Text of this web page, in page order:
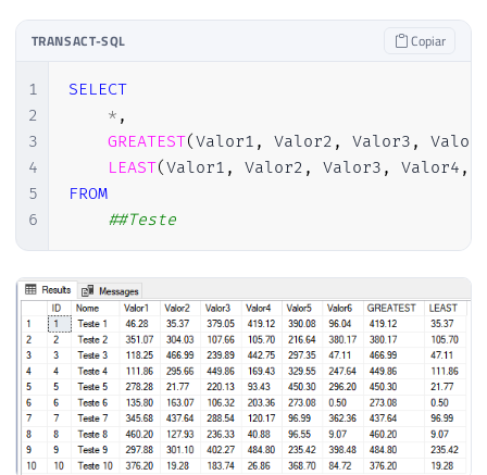
TRANSACT-SQL Copiar
1
2
3
4
5
6
SELECT
* ,
GREATEST(Valor1 , Valor2 , Valor3 ,
LEAST(Valor1 , Valor2 , Valor3 , Valor4 ,
FROM
##Teste